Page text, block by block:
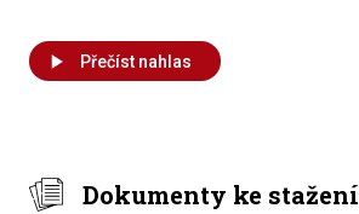
Přečíst nahlas
Dokumenty ke stažení